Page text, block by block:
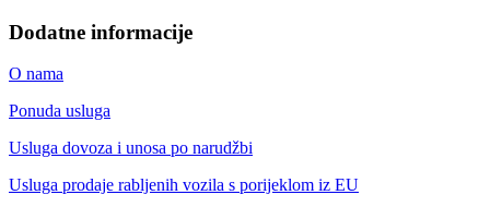
Dodatne informacije
O nama
Ponuda usluga
Usluga dovoza i unosa po narudžbi
Usluga prodaje rabljenih vozila s porijeklom iz EU